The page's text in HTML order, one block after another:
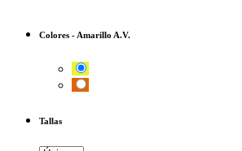
Colores - Amarillo A.V.
Tallas